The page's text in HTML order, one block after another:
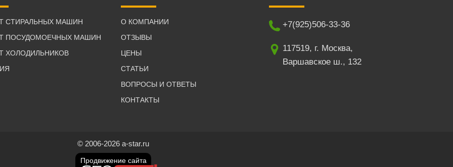
СТИРАЛЬНЫХ МАШИН
ПОСУДОМОЕЧНЫХ МАШИН
ХОЛОДИЛЬНИКОВ
О КОМПАНИИ
ОТЗЫВЫ
ЦЕНЫ
СТАТЬИ
ВОПРОСЫ И ОТВЕТЫ
КОНТАКТЫ
+7(925)506-33-36
117519, г. Москва,
Варшавское ш., 132
© 2006-2026 a-star.ru
Продвижение сайта